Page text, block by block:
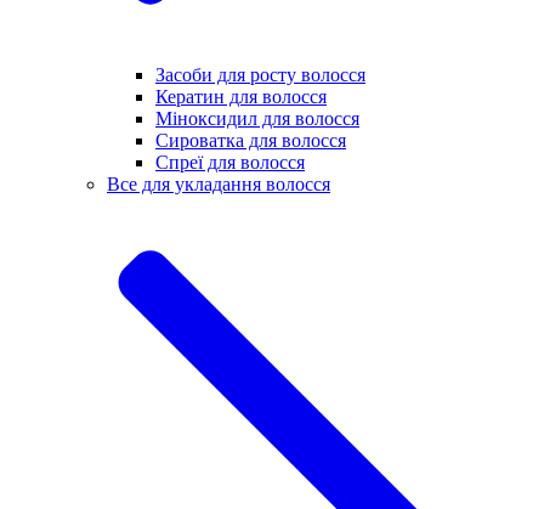
Засоби для росту волосся
Кератин для волосся
Міноксидил для волосся
Сироватка для волосся
Спреї для волосся
Все для укладання волосся